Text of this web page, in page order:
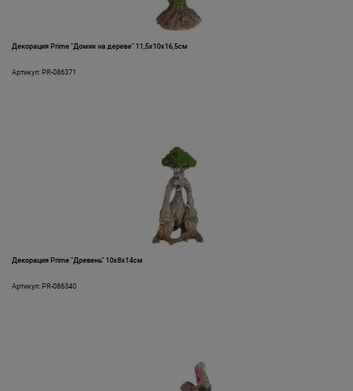
Декорация Prime "Домик на дереве" 11,5х10х16,5см
Артикул: PR-086371
Декорация Prime "Древень" 10х8х14см
Артикул: PR-086340